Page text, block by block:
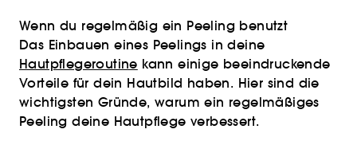
Wenn du regelmäßig ein Peeling benutzt
Das Einbauen eines Peelings in deine
Hautpflegeroutine kann einige beeindruckende
Vorteile für dein Hautbild haben. Hier sind die
wichtigsten Gründe, warum ein regelmäßiges
Peeling deine Hautpflege verbessert.